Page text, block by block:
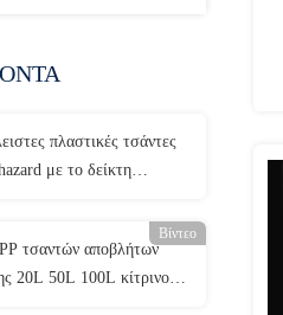
πλαστικές τσάντες
με το δείκτη
Βίντεο
τσαντών αποβλήτων
20L 50L 100L κίτρινο